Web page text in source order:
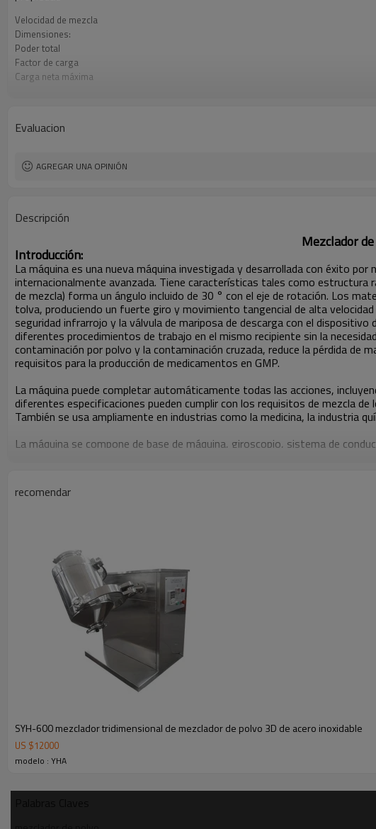
Velocidad de mezcla
Dimensiones:
Poder total
Factor de carga
Carga neta máxima
Evaluacion
AGREGAR UNA OPINIÓN
Descripción
Mezclador
Introducción:
La máquina es una nueva máquina investigada y desarrollada con éxito
internacionalmente avanzada. Tiene características tales como
de mezcla) forma un ángulo incluido de 30 ° con el eje de rotación. Los
tolva, produciendo un fuerte giro y movimiento tangencial de alta
seguridad infrarrojo y la válvula de mariposa de descarga con el
diferentes procedimientos de trabajo en el mismo recipiente sin la
contaminación por polvo y la contaminación cruzada, reduce la pérdida
requisitos para la producción de medicamentos en GMP.
La máquina puede completar automáticamente todas las acciones,
diferentes especificaciones pueden cumplir con los requisitos de mezcla
También se usa ampliamente en industrias como la medicina, la industria
La máquina se compone de base de máquina, giroscopio, sistema de
mezcla dentro del giroscopio. Ingrese el programa de operación
de accionamiento funciona y realiza la mezcla de acuerdo con el tiempo
automáticamente verticalmente. Al mismo tiempo, el sistema de frenado
mezcla en el girador caerá a la posición designada y se detendrá
Los tanques de mezcla de acero inoxidable se aplican ampliamente en
tanque de almacenamiento intermedio y tanque de almacenamiento, que
recomendar
SYH-600 mezclador tridimensional de mezclador de polvo 3D de acero inoxidable
US $12000
modelo : YHA